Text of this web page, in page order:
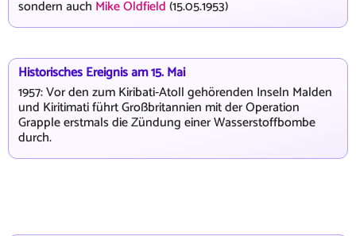
sondern auch Mike Oldfield(15.05.1953)
Historisches Ereignis am 15. Mai
1957: Vor den zum Kiribati-Atoll gehörenden Inseln Malden
und Kiritimati führt Großbritannien mit der Operation
Grapple erstmals die Zündung einer Wasserstoffbombe
durch.